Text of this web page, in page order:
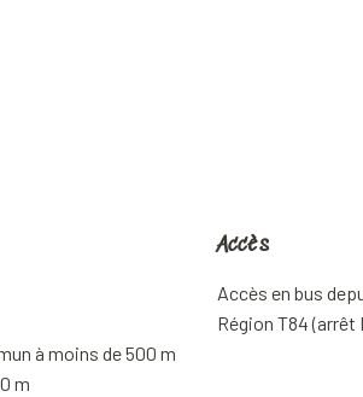
à moins de 500 m
m
Accès
Accès
Accès en bus
Région T84